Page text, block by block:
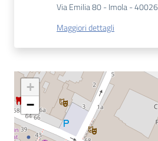
bibliotecario
Avvisi
Orari
Via Emilia 80 - Imola - 40026
Maggiori dettagli
+
−